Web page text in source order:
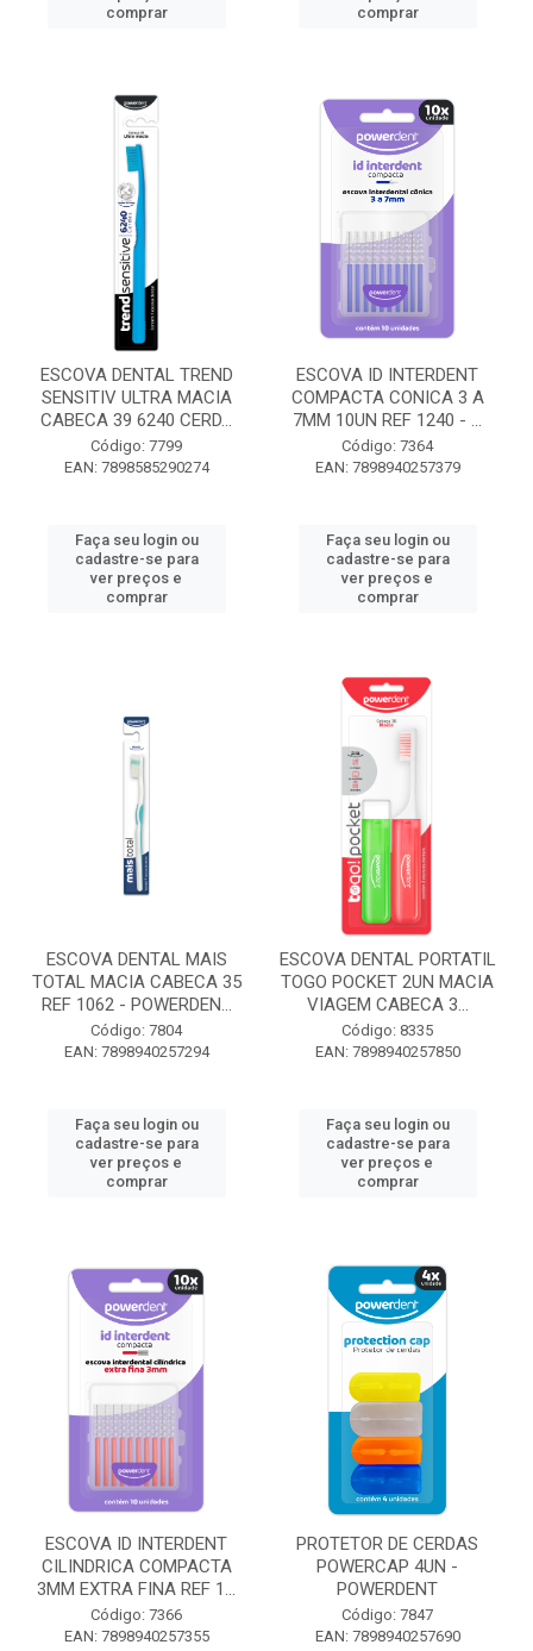
comprar
comprar
ESCOVA DENTAL TREND
SENSITIV ULTRA MACIA
CABECA 39 6240 CERD...
Código: 7799
EAN: 7898585290274
Faça seu login ou
cadastre-se para
ver preços e
comprar
ESCOVA ID INTERDENT
COMPACTA CONICA 3 A
7MM 10UN REF 1240 - ...
Código: 7364
EAN: 7898940257379
Faça seu login ou
cadastre-se para
ver preços e
comprar
ESCOVA DENTAL MAIS
TOTAL MACIA CABECA 35
REF 1062 - POWERDEN...
Código: 7804
EAN: 7898940257294
Faça seu login ou
cadastre-se para
ver preços e
comprar
ESCOVA DENTAL PORTATIL
TOGO POCKET 2UN MACIA
VIAGEM CABECA 3...
Código: 8335
EAN: 7898940257850
Faça seu login ou
cadastre-se para
ver preços e
comprar
ESCOVA ID INTERDENT
CILINDRICA COMPACTA
3MM EXTRA FINA REF 1...
Código: 7366
EAN: 7898940257355
PROTETOR DE CERDAS
POWERCAP 4UN -
POWERDENT
Código: 7847
EAN: 7898940257690